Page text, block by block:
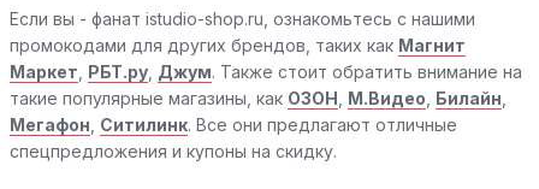
Если вы - фанат istudio-shop.ru, ознакомьтесь с нашими
промокодами для других брендов, таких как Магнит
Маркет РБТ.ру Джум. Также стоит обратить внимание на
такие популярные магазины, как ОЗОН М.Видео Билайн
Мегафон Ситилинк. Все они предлагают отличные
спецпредложения и купоны на скидку.